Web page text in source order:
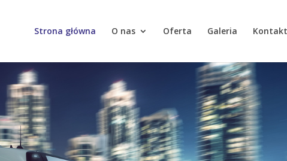
Strona główna O nas Oferta Galeria Kontakt